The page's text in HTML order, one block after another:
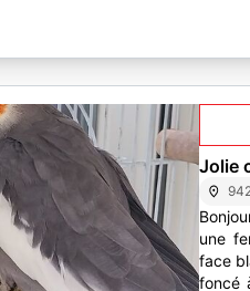
Jolie
Bonjour je vend
une femelle la femelle
face blanc dressé . le mà le
foncé à 80€ le couple dressé merci l'adoption